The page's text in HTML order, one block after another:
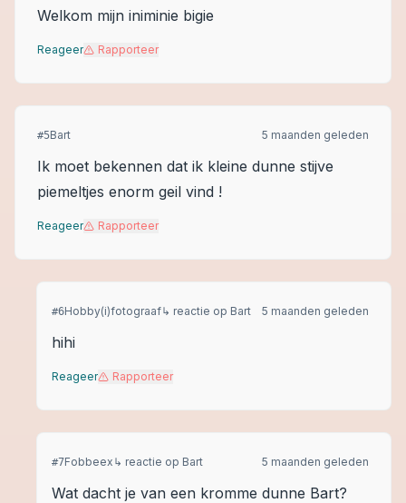
Welkom mijn iniminie bigie
Reageer Rapporteer
#5Bart 5 maanden geleden
Ik moet bekennen dat ik kleine dunne stijve
piemeltjes enorm geil vind !
Reageer Rapporteer
#6Hobby(i)fotograaf↳ reactie op Bart 5 maanden geleden
hihi
Reageer Rapporteer
#7Fobbeex ↳ reactie op Bart 5 maanden geleden
Wat dacht je van een kromme dunne Bart?